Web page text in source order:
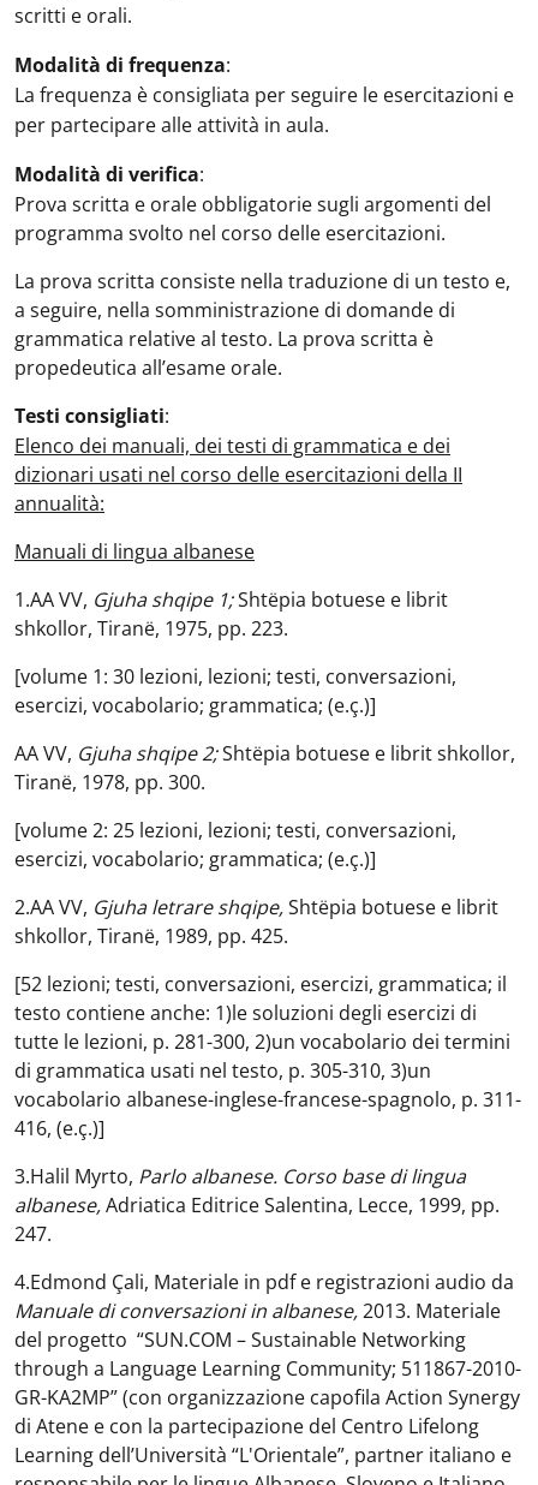
scritti e orali.
Modalità di frequenza:
La frequenza è consigliata per seguire le esercitazioni e
per partecipare alle attività in aula.
Modalità di verifica:
Prova scritta e orale obbligatorie sugli argomenti del
programma svolto nel corso delle esercitazioni.
La prova scritta consiste nella traduzione di un testo e,
a seguire, nella somministrazione di domande di
grammatica relative al testo. La prova scritta è
propedeutica all’esame orale.
Testi consigliati:
Elenco dei manuali, dei testi di grammatica e dei
dizionari usati nel corso delle esercitazioni della II
annualità:
Manuali di lingua albanese
1.AA VV, Gjuha shqipe 1;Shtëpia botuese e librit
shkollor, Tiranë, 1975, pp. 223.
[volume 1: 30 lezioni, lezioni; testi, conversazioni,
esercizi, vocabolario; grammatica; (e.ç.)]
AA VV, Gjuha shqipe 2;Shtëpia botuese e librit shkollor,
Tiranë, 1978, pp. 300.
[volume 2: 25 lezioni, lezioni; testi, conversazioni,
esercizi, vocabolario; grammatica; (e.ç.)]
2.AA VV, Gjuha letrare shqipe,Shtëpia botuese e librit
shkollor, Tiranë, 1989, pp. 425.
[52 lezioni; testi, conversazioni, esercizi, grammatica; il
testo contiene anche: 1)le soluzioni degli esercizi di
tutte le lezioni, p. 281-300, 2)un vocabolario dei termini
di grammatica usati nel testo, p. 305-310, 3)un
vocabolario albanese-inglese-francese-spagnolo, p. 311-
416, (e.ç.)]
3.Halil Myrto, Parlo albanese. Corso base di lingua
albanese,Adriatica Editrice Salentina, Lecce, 1999, pp.
247.
4.Edmond Çali, Materiale in pdf e registrazioni audio da
Manuale di conversazioni in albanese,2013. Materiale
del progetto “SUN.COM – Sustainable Networking
through a Language Learning Community; 511867-2010-
GR-KA2MP” (con organizzazione capofila Action Synergy
di Atene e con la partecipazione del Centro Lifelong
Learning dell’Università “L'Orientale”, partner italiano e